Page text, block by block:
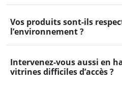
Vos produits sont-ils
l’environnement ?
Intervenez-vous aussi en
vitrines difficiles d’accès ?